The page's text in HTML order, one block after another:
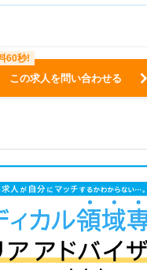
この求人を問い合わせる